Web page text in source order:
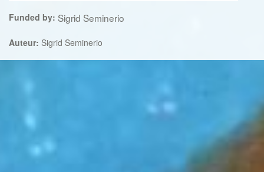
Funded by: Sigrid Seminerio
Auteur: Sigrid Seminerio